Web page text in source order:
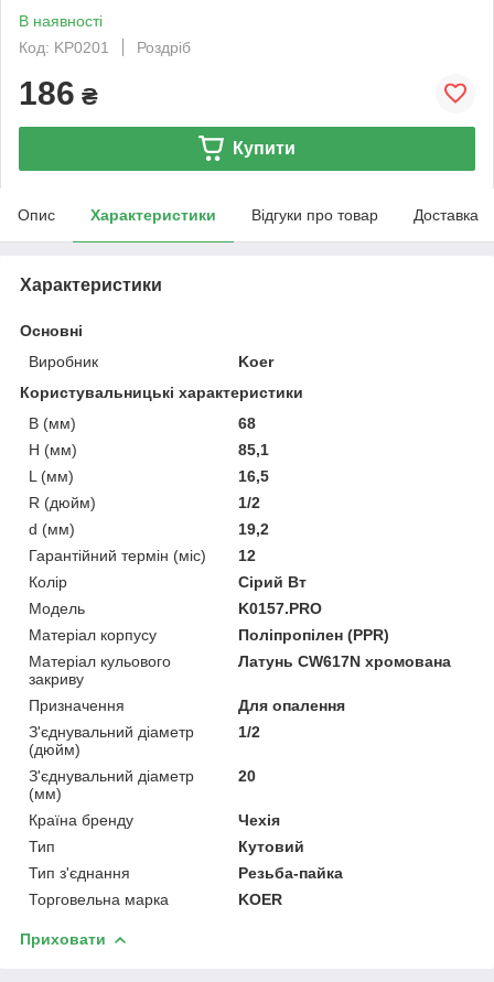
В наявності
Код: KP0201
Роздріб
186 ₴
Купити
Опис Характеристики Відгуки про товар Доставка
Характеристики
Основні
Виробник
Koer
Користувальницькі характеристики
B (мм)
68
H (мм)
85,1
L (мм)
16,5
R (дюйм)
1/2
d (мм)
19,2
Гарантійний термін (міс)
12
Колір
Сірий Вт
Мoдель
K0157.PRO
Матеріал корпусу
Поліпропілен (PPR)
Матеріал кульового
закриву
Латунь CW617N хромована
Призначення
Для опалення
З'єднувальний діаметр
(дюйм)
1/2
З'єднувальний діаметр
(мм)
20
Країна бренду
Чехія
Тип
Кутовий
Тип з'єднання
Резьба-пайка
Торговельна марка
KOER
Приховати